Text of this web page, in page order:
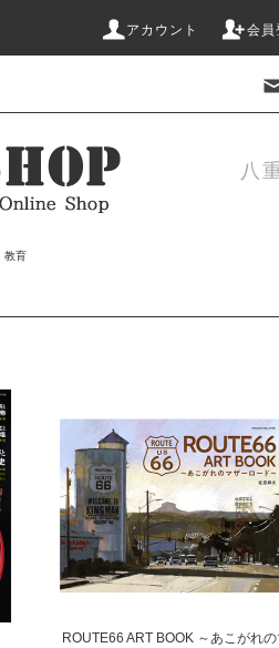
アカウント 会員
八
教育
ROUTE66 ART BOOK ～あこがれの